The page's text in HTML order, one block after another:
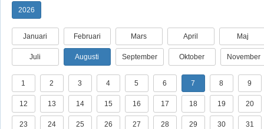
2026
Januari Februari Mars April Maj
Juli Augusti September Oktober November
1 2 3 4 5 6 7 8 9
12 13 14 15 16 17 18 19 20
23 24 25 26 27 28 29 30 31